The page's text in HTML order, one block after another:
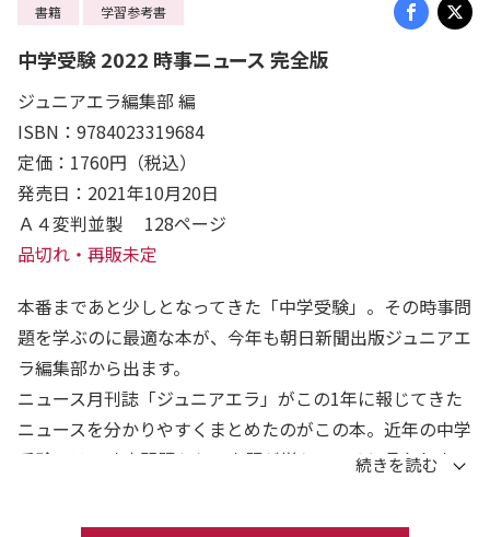
書籍 学習参考書
中学受験 2022 時事ニュース 完全版
ジュニアエラ編集部 編
ISBN：9784023319684
定価：1760円（税込）
発売日：2021年10月20日
Ａ４変判並製 128ページ
品切れ・再販未定
本番まであと少しとなってきた「中学受験」。その時事問
題を学ぶのに最適な本が、今年も朝日新聞出版ジュニアエ
ラ編集部から出ます。
ニュース月刊誌「ジュニアエラ」がこの1年に報じてきた
ニュースを分かりやすくまとめたのがこの本。近年の中学
受験では、時事問題からの出題が増えていると言われま
ません。ニュースから考えを述べたり、ニュースをきちん